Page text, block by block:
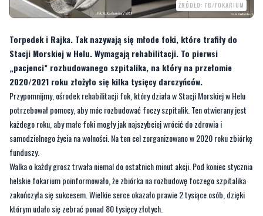
ŹRÓDŁO: FB/FOKARIUM
Torpedek i Rajka. Tak nazywają się młode foki, które trafiły do
Stacji Morskiej w Helu. Wymagają rehabilitacji. To pierwsi
„pacjenci” rozbudowanego szpitalika, na który na przełomie
2020/2021 roku złożyło się kilka tysięcy darczyńców.
Przypomnijmy, ośrodek rehabilitacji fok, który działa w Stacji Morskiej w Helu
potrzebował pomocy, aby móc rozbudować foczy szpitalik. Ten otwierany jest
każdego roku, aby małe foki mogły jak najszybciej wrócić do zdrowia i
samodzielnego życia na wolności. Na ten cel zorganizowano w 2020 roku zbiórkę
funduszy.
Walka o każdy grosz trwała niemal do ostatnich minut akcji. Pod koniec stycznia
helskie fokarium poinformowało, że zbiórka na rozbudowę foczego szpitalika
zakończyła się sukcesem. Wielkie serce okazało prawie 2 tysiące osób, dzięki
którym udało się zebrać ponad 80 tysięcy złotych.